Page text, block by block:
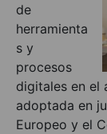
de
herramienta
s y
procesos
digitales en el
adoptada en
Europeo y el